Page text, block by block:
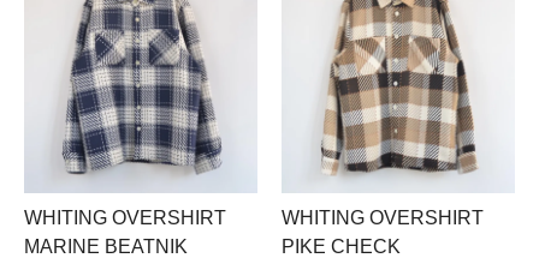
WHITING OVERSHIRT
MARINE BEATNIK
WHITING OVERSHIRT
PIKE CHECK